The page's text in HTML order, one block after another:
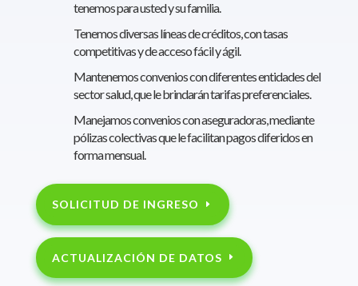
tenemos para usted y su familia.
Tenemos diversas líneas de créditos, con tasas
competitivas y de acceso fácil y ágil.
Mantenemos convenios con diferentes entidades del
sector salud, que le brindarán tarifas preferenciales.
Manejamos convenios con aseguradoras, mediante
pólizas colectivas que le facilitan pagos diferidos en
forma mensual.
SOLICITUD DE INGRESO
ACTUALIZACIÓN DE DATOS